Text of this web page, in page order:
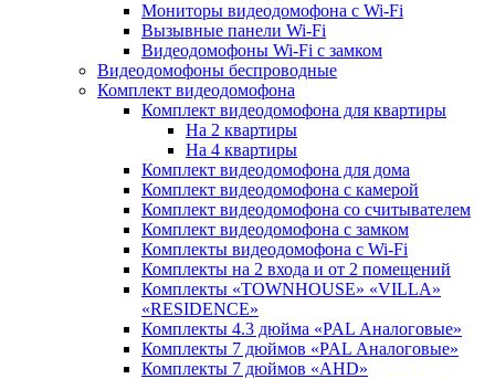
Мониторы видеодомофона с Wi-Fi
Вызывные панели Wi-Fi
Видеодомофоны Wi-Fi с замком
Видеодомофоны беспроводные
Комплект видеодомофона
Комплект видеодомофона для квартиры
На 2 квартиры
На 4 квартиры
Комплект видеодомофона для дома
Комплект видеодомофона с камерой
Комплект видеодомофона со считывателем
Комплект видеодомофона c замком
Комплекты видеодомофона с Wi-Fi
Комплекты на 2 входа и от 2 помещений
Комплекты «TOWNHOUSE» «VILLA»
«RESIDENCE»
Комплекты 4.3 дюйма «PAL Аналоговые»
Комплекты 7 дюймов «PAL Аналоговые»
Комплекты 7 дюймов «AHD»